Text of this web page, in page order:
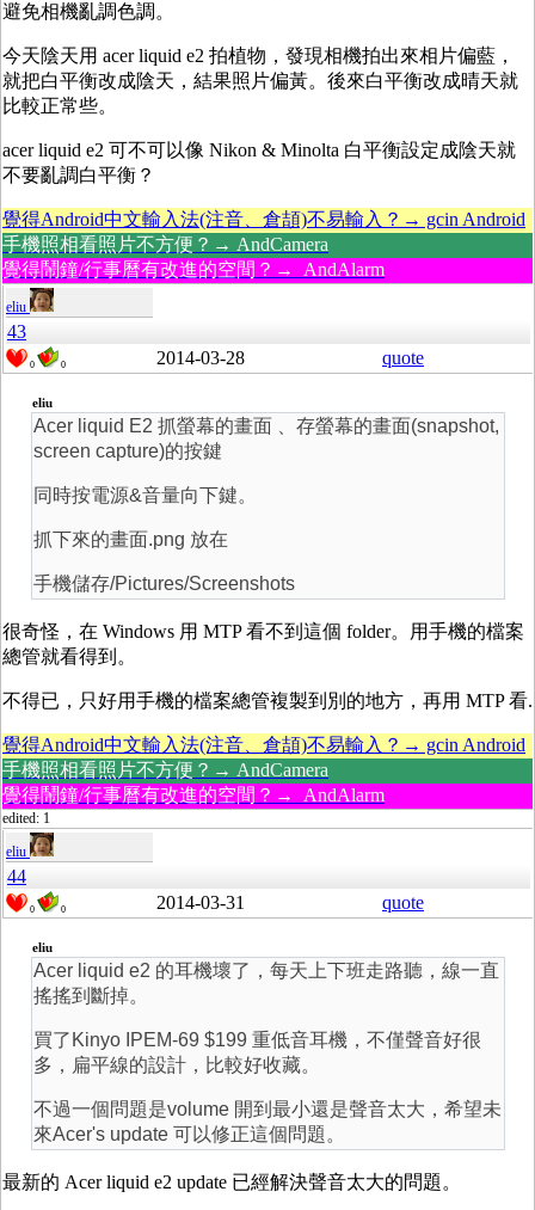
避免相機亂調色調。
今天陰天用 acer liquid e2 拍植物，發現相機拍出來相片偏藍，
就把白平衡改成陰天，結果照片偏黃。後來白平衡改成晴天就
比較正常些。
acer liquid e2 可不可以像 Nikon & Minolta 白平衡設定成陰天就
不要亂調白平衡？
覺得Android中文輸入法(注音、倉頡)不易輸入？→ gcin Android
手機照相看照片不方便？→ AndCamera
覺得鬧鐘/行事曆有改進的空間？→ AndAlarm
eliu
43
0 0 2014-03-28 quote
eliu
Acer liquid E2 抓螢幕的畫面 、存螢幕的畫面(snapshot,
screen capture)的按鍵
同時按電源&音量向下鍵。
抓下來的畫面.png 放在
手機儲存/Pictures/Screenshots
很奇怪，在 Windows 用 MTP 看不到這個 folder。用手機的檔案
總管就看得到。
不得已，只好用手機的檔案總管複製到別的地方，再用 MTP 看.
覺得Android中文輸入法(注音、倉頡)不易輸入？→ gcin Android
手機照相看照片不方便？→ AndCamera
覺得鬧鐘/行事曆有改進的空間？→ AndAlarm
edited: 1
eliu
44
0 0 2014-03-31 quote
eliu
Acer liquid e2 的耳機壞了，每天上下班走路聽，線一直
搖搖到斷掉。
買了Kinyo IPEM-69 $199 重低音耳機，不僅聲音好很
多，扁平線的設計，比較好收藏。
不過一個問題是volume 開到最小還是聲音太大，希望未
來Acer's update 可以修正這個問題。
最新的 Acer liquid e2 update 已經解決聲音太大的問題。